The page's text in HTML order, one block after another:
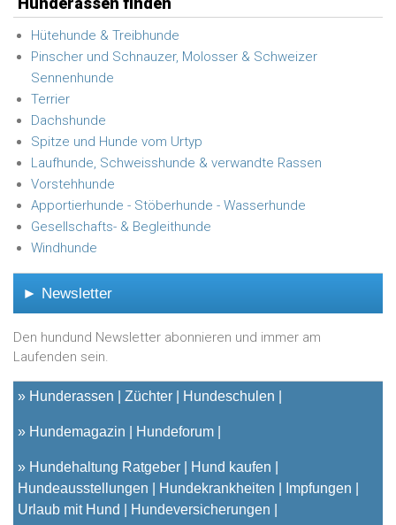
Hütehunde & Treibhunde
Pinscher und Schnauzer, Molosser & Schweizer
Sennenhunde
Terrier
Dachshunde
Spitze und Hunde vom Urtyp
Laufhunde, Schweisshunde & verwandte Rassen
Vorstehhunde
Apportierhunde - Stöberhunde - Wasserhunde
Gesellschafts- & Begleithunde
Windhunde
► Newsletter
Den hundund Newsletter abonnieren und immer am
Laufenden sein.
» Hunderassen Züchter Hundeschulen
» Hundemagazin Hundeforum
» Hundehaltung Ratgeber
Hund kaufen
Hundeausstellungen
Hundekrankheiten
Impfungen
Urlaub mit Hund
Hundeversicherungen